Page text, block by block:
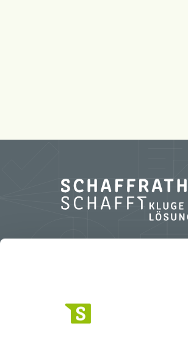
Standort Geldern
Marktweg 42-50